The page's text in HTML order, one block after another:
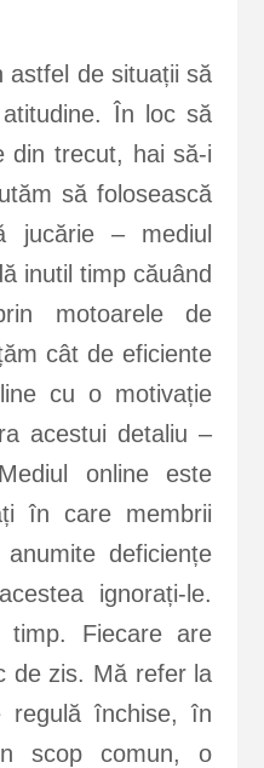
astfel de situații să
În loc să
din trecut, hai să-i
să folosească
jucărie – mediul
inutil timp căuând
motoarele de
cât de eficiente
cu o motivație
acestui detaliu –
online este
în care membrii
deficiențe
ignorați-le.
Fiecare are
de zis. Mă refer la
regulă închise, în
scop comun, o